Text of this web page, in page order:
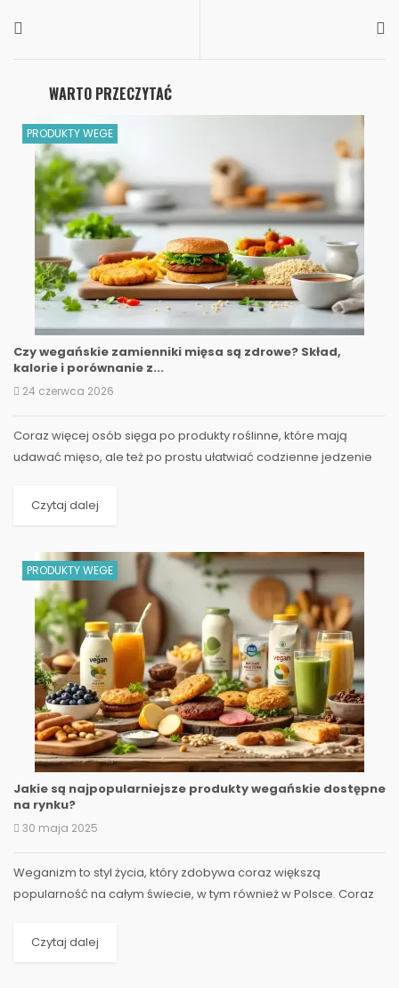
WARTO PRZECZYTAĆ
PRODUKTY WEGE
Czy wegańskie zamienniki mięsa są zdrowe? Skład,
kalorie i porównanie z...
24 czerwca 2026
Coraz więcej osób sięga po produkty roślinne, które mają
udawać mięso, ale też po prostu ułatwiać codzienne jedzenie
Czytaj dalej
PRODUKTY WEGE
Jakie są najpopularniejsze produkty wegańskie dostępne
na rynku?
30 maja 2025
Weganizm to styl życia, który zdobywa coraz większą
popularność na całym świecie, w tym również w Polsce. Coraz
Czytaj dalej